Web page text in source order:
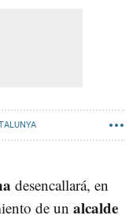
desencallará, en
de un alcalde